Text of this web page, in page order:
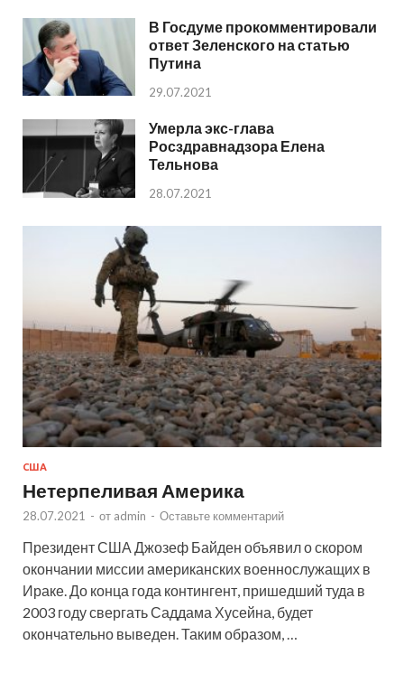
В Госдуме прокомментировали
ответ Зеленского на статью
Путина
29.07.2021
Умерла экс-глава
Росздравнадзора Елена
Тельнова
28.07.2021
США
Нетерпеливая Америка
28.07.2021 - от admin - Оставьте комментарий
Президент США Джозеф Байден объявил о скором
окончании миссии американских военнослужащих в
Ираке. До конца года контингент, пришедший туда в
2003 году свергать Саддама Хусейна, будет
окончательно выведен. Таким образом, …